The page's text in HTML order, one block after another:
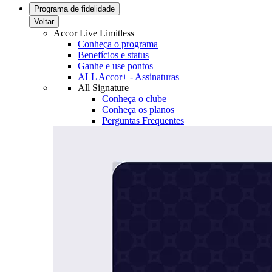
Programa de fidelidade
Voltar
Accor Live Limitless
Conheça o programa
Benefícios e status
Ganhe e use pontos
ALL Accor+ - Assinaturas
All Signature
Conheça o clube
Conheça os planos
Perguntas Frequentes